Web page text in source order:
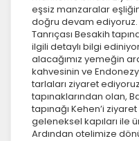
eşsiz manzaralar
doğru devam ediyoruz.
Tanrıçası Besakih
ilgili detaylı bilgi
alacağımız yemeğin
kahvesinin ve
tarlaları ziyaret
tapınaklarından olan,
tapınağı Kehen’i
geleneksel kapıları ile
Ardından otelimize